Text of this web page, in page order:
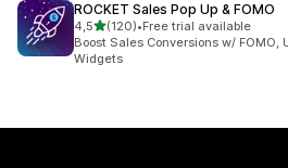
ROCKET Sales Pop Up & FOMO
4,5na 5 gwiazdek
(120)
Łączna liczba recenzji: 120
•Free trial available
Boost Sales Conversions w/ FOMO,
Widgets